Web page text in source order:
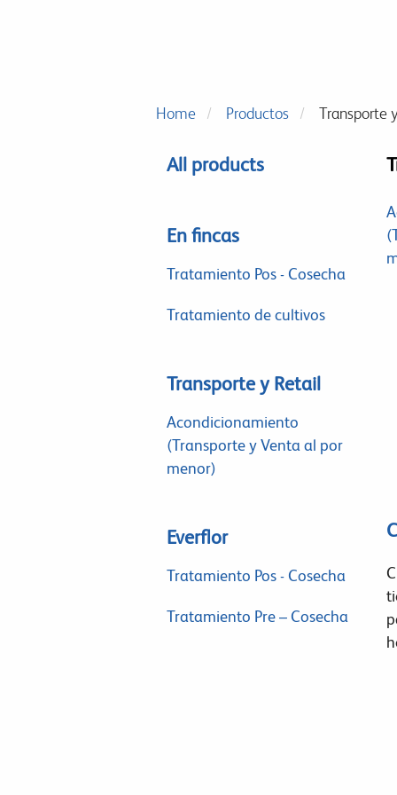
Home Productos Transporte
All products
En fincas
Tratamiento Pos - Cosecha
Tratamiento de cultivos
Transporte y Retail
Acondicionamiento
(Transporte y Venta al por
menor)
Everflor
Tratamiento Pos - Cosecha
Tratamiento Pre – Cosecha